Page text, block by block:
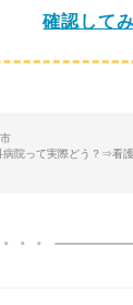
確認して
病院って実際どう？⇒看